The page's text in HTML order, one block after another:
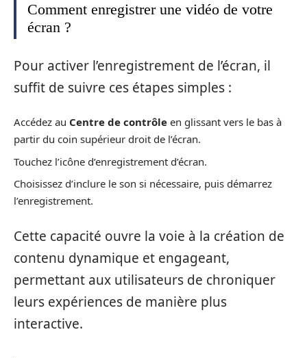
Comment enregistrer une vidéo de votre
écran ?
Pour activer l’enregistrement de l’écran, il
suffit de suivre ces étapes simples :
Accédez au Centre de contrôle en glissant vers le bas à
partir du coin supérieur droit de l’écran.
Touchez l’icône d’enregistrement d’écran.
Choisissez d’inclure le son si nécessaire, puis démarrez
l’enregistrement.
Cette capacité ouvre la voie à la création de
contenu dynamique et engageant,
permettant aux utilisateurs de chroniquer
leurs expériences de manière plus
interactive.